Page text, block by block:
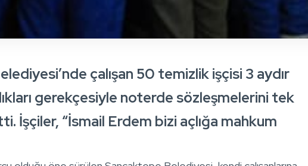
çalışan 50 temizlik işçisi 3 aydır
gerekçesiyle noterde sözleşmelerini tek
İşçiler, “İsmail Erdem bizi açlığa mahkum